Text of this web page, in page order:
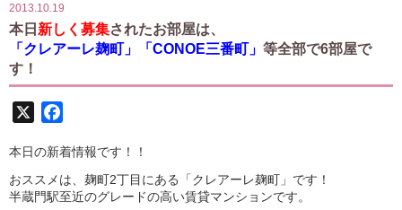
2013.10.19
本日 新しく募集されたお部屋は、
「クレアーレ麹町」「CONOE三番町」 等全部で6部屋で
す！
本日の新着情報です！！
おススメは、麹町2丁目にある「クレアーレ麹町」です！
半蔵門駅至近のグレードの高い賃貸マンションです。